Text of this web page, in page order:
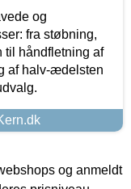
og
fra støbning,
til håndfletning af
af halv-ædelsten
og anmeldt